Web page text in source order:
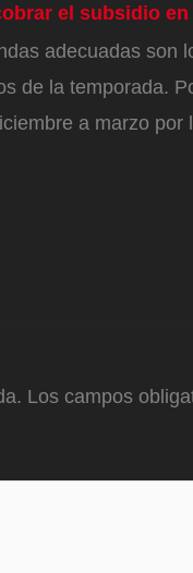
el subsidio en
adecuadas son
de la temporada.
a marzo por
Los campos